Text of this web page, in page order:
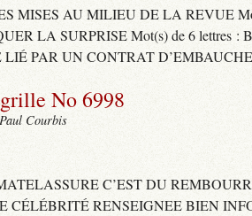
MISES AU MILIEU DE LA REVUE
LA SURPRISE Mot(s) de 6 lettres :
LIÉ PAR UN CONTRAT
No 6998
Courbis
C’EST DU
CÉLÉBRITÉ RENSEIGNEE BIEN